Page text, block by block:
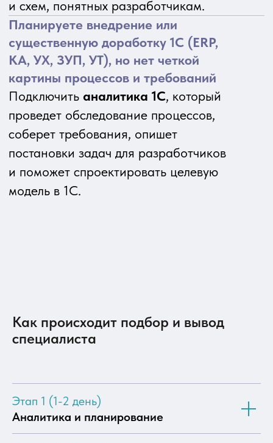
Как происходит подбор и вывод
специалиста
Этап 1 (1-2 день)
Аналитика и планирование